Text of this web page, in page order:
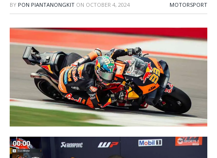
BY PON PIANTANONGKIT ON OCTOBER 4, 2024 MOTORSPORT